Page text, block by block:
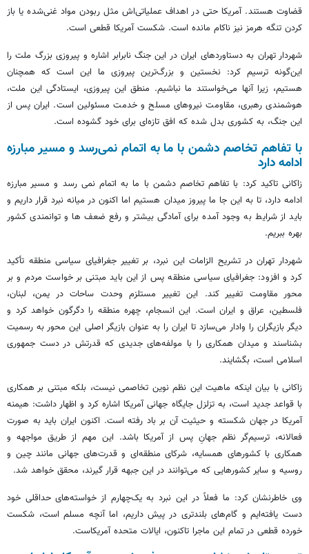
قضاوت هستند. آمریکا حتی در اهداف عملیاتی‌اش مثل ربودن مواد غنی‌شده یا باز
کردن تنگه هرمز نیز ناکام مانده است. شکست آمریکا قطعی است.
شهردار تهران به دستاوردهای ایران در این جنگ نابرابر اشاره و پیروزی بزرگ ملت را
این‌گونه ترسیم کرد: نخستین و بزرگ‌ترین پیروزی ما این است که همچنان
هستیم، زیرا آنها می‌خواستند ما نباشیم. منطق این پیروزی، ایستادگی این ملت،
هوشمندی رهبری، مقاومت نیروهای مسلح و خدمت مسئولین است. ایران پس از
این جنگ، به کشوری بدل شده که افق تازه‌ای برای خود گشوده است.
با تفاهم تخاصم دشمن با ما به اتمام نمی‌رسد و مسیر مبارزه
ادامه دارد
زاکانی تاکید کرد: با تفاهم تخاصم دشمن با ما به اتمام نمی رسد و مسیر مبارزه
ادامه دارد، تا به این جا ما پیروز میدان هستیم اما اکنون در میانه نبرد قرار داریم و
باید از شرایط به وجود آمده برای آمادگی بیشتر و رفع ضعف ها و توانمندی کشور
بهره ببریم.
شهردار تهران در تشریح الزامات این نبرد، بر تغییر جغرافیای سیاسی منطقه تأکید
کرد و افزود: جغرافیای سیاسی منطقه‌ پس از این باید مبتنی بر خواست مردم و بر
محور مقاومت تغییر کند. این تغییر مستلزم وحدت ساحات در یمن، لبنان،
فلسطین، عراق و ایران است. این انسجام، چهره منطقه را دگرگون خواهد کرد و
دیگر بازیگران را وادار می‌سازد تا ایران را به عنوان بازیگر اصلی این محور به رسمیت
بشناسند و میدان همکاری را با مولفه‌های جدیدی که قدرتش در دست جمهوری
اسلامی است، بگشایند.
زاکانی با بیان اینکه ماهیت این نظم نوین تخاصمی نیست، بلکه مبتنی بر همکاری
با قواعد جدید است، به تزلزل جایگاه جهانی آمریکا اشاره کرد و اظهار داشت: هیمنه
آمریکا در جهان شکسته و حیثیت آن بر باد رفته است. اکنون ایران باید به صورت
فعالانه، ترسیم‌گر نظم جهانِ پس از آمریکا باشد. این مهم از طریق مواجهه و
همکاری با کشورهای همسایه، شرکای منطقه‌ای و قدرت‌های جهانی مانند چین و
روسیه و سایر کشورهایی که می‌توانند در این جبهه قرار گیرند، محقق خواهد شد.
وی خاطرنشان کرد: ما فعلاً در این نبرد به یک‌چهارم از خواسته‌های حداقلی خود
دست یافته‌ایم و گام‌های بلندتری در پیش داریم، اما آنچه مسلم است، شکست
خورده قطعی در تمام این ماجرا تاکنون، ایالات متحده آمریکاست.